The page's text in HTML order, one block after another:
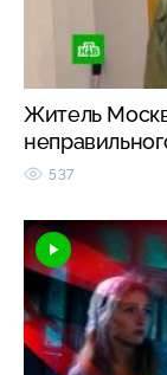
Житель
537